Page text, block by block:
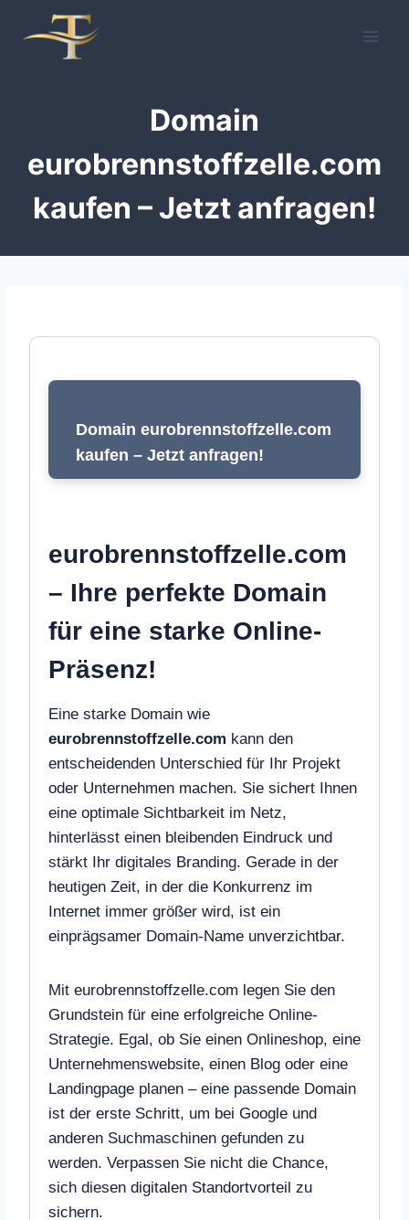
Inhalt
Domain
eurobrennstoffzelle.com
kaufen – Jetzt anfragen!
Domain eurobrennstoffzelle.com
kaufen – Jetzt anfragen!
eurobrennstoffzelle.com
– Ihre perfekte Domain
für eine starke Online-
Präsenz!
Eine starke Domain wie
eurobrennstoffzelle.com kann den
entscheidenden Unterschied für Ihr Projekt
oder Unternehmen machen. Sie sichert Ihnen
eine optimale Sichtbarkeit im Netz,
hinterlässt einen bleibenden Eindruck und
stärkt Ihr digitales Branding. Gerade in der
heutigen Zeit, in der die Konkurrenz im
Internet immer größer wird, ist ein
einprägsamer Domain-Name unverzichtbar.
Mit eurobrennstoffzelle.com legen Sie den
Grundstein für eine erfolgreiche Online-
Strategie. Egal, ob Sie einen Onlineshop, eine
Unternehmenswebsite, einen Blog oder eine
Landingpage planen – eine passende Domain
ist der erste Schritt, um bei Google und
anderen Suchmaschinen gefunden zu
werden. Verpassen Sie nicht die Chance,
sich diesen digitalen Standortvorteil zu
sichern.